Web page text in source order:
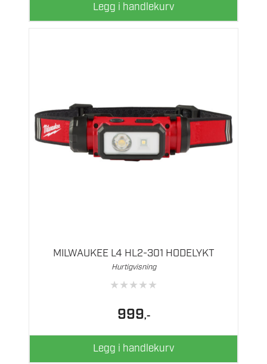
Legg i handlekurv
MILWAUKEE L4 HL2-301 HODELYKT
Hurtigvisning
★★★★★
999,-
Legg i handlekurv